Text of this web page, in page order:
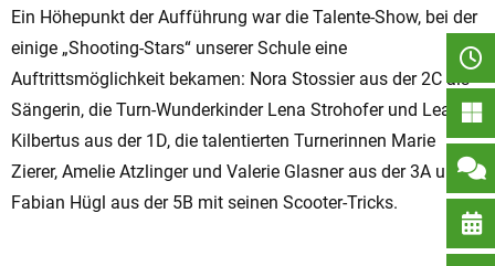
Ein Höhepunkt der Aufführung war die Talente-Show, bei der
einige „Shooting-Stars“ unserer Schule eine
Auftrittsmöglichkeit bekamen: Nora Stossier aus der 2C als
Sängerin, die Turn-Wunderkinder Lena Strohofer und Lea
Kilbertus aus der 1D, die talentierten Turnerinnen Marie
Zierer, Amelie Atzlinger und Valerie Glasner aus der 3A und
Fabian Hügl aus der 5B mit seinen Scooter-Tricks.